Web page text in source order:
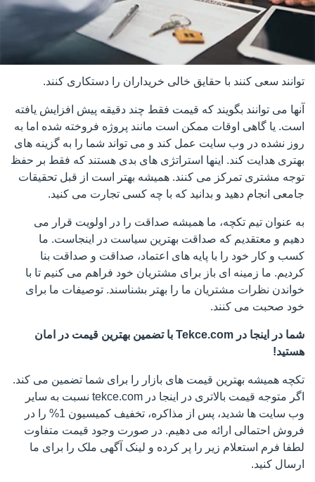
توانند سعی کنند با حقایق خالی خریداران را دستکاری کنند.
آنها می توانند بگویند که قیمت فقط چند دقیقه پیش افزایش یافته
است. یا گاهی اوقات ممکن است مانند پروژه فروخته شده اما به
روز نشده در وب سایت عمل کند و می تواند شما را به گزینه های
بهتری هدایت کند. اینها استراتژی های بدی هستند که فقط بر حفظ
توجه مشتری تمرکز می کنند. همیشه بهتر است از قبل تحقیقات
جامعی انجام دهید و بدانید که با چه کسی تجارت می کنید.
به عنوان تیم تکچه، ما همیشه صداقت را در اولویت قرار می
دهیم و معتقدیم که صداقت بهترین سیاست در اینجاست. ما
کسب و کار خود را با پایه های اعتماد، صداقت و صداقت بنا
کردیم. ما زمینه ای باز برای مشتریان خود فراهم می کنیم تا با
خواندن نظرات مشتریان ما را بهتر بشناسند. توصیفات ما برای
خود صحبت می کنند.
شما در اینجا در Tekce.com با تضمین بهترین قیمت در امان
هستید!
تکچه همیشه بهترین قیمت های بازار را برای شما تضمین می کند.
اگر متوجه قیمت بالاتری در اینجا در tekce.com نسبت به سایر
وب سایت ها شدید، پس از مذاکره، تخفیف کمیسیون 1% را در
فروش احتمالی ارائه می دهیم. در صورت وجود قیمت متفاوت
لطفا فرم استعلام زیر را پر کرده و لینک آگهی ملک را برای ما
ارسال کنید.